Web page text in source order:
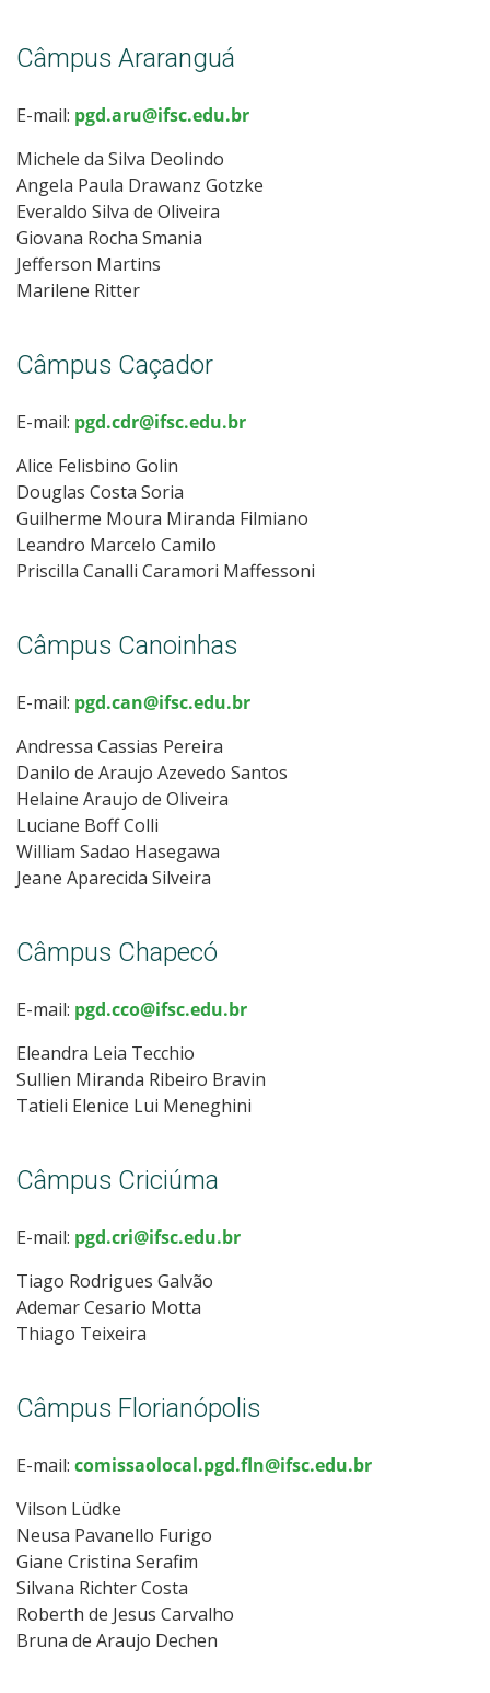
Câmpus Araranguá
E-mail: pgd.aru@ifsc.edu.br
Michele da Silva Deolindo
Angela Paula Drawanz Gotzke
Everaldo Silva de Oliveira
Giovana Rocha Smania
Jefferson Martins
Marilene Ritter
Câmpus Caçador
E-mail: pgd.cdr@ifsc.edu.br
Alice Felisbino Golin
Douglas Costa Soria
Guilherme Moura Miranda Filmiano
Leandro Marcelo Camilo
Priscilla Canalli Caramori Maffessoni
Câmpus Canoinhas
E-mail: pgd.can@ifsc.edu.br
Andressa Cassias Pereira
Danilo de Araujo Azevedo Santos
Helaine Araujo de Oliveira
Luciane Boff Colli
William Sadao Hasegawa
Jeane Aparecida Silveira
Câmpus Chapecó
E-mail: pgd.cco@ifsc.edu.br
Eleandra Leia Tecchio
Sullien Miranda Ribeiro Bravin
Tatieli Elenice Lui Meneghini
Câmpus Criciúma
E-mail: pgd.cri@ifsc.edu.br
Tiago Rodrigues Galvão
Ademar Cesario Motta
Thiago Teixeira
Câmpus Florianópolis
E-mail: comissaolocal.pgd.fln@ifsc.edu.br
Vilson Lüdke
Neusa Pavanello Furigo
Giane Cristina Serafim
Silvana Richter Costa
Roberth de Jesus Carvalho
Bruna de Araujo Dechen